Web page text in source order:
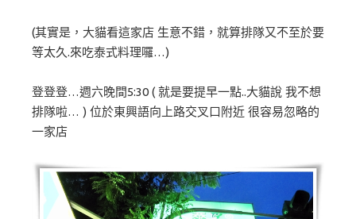
(其實是，大貓看這家店 生意不錯，就算排隊又不至於要
等太久.來吃泰式料理囉…)
登登登…週六晚間5:30 ( 就是要提早一點..大貓說 我不想
排隊啦… ) 位於東興語向上路交叉口附近 很容易忽略的
一家店